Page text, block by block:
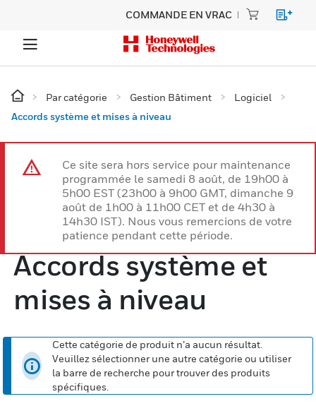
COMMANDE EN VRAC
Par catégorie Gestion Bâtiment
Logiciel
Accords système et mises à niveau
Ce site sera hors service pour maintenance
programmée le samedi 8 août, de 19h00 à
5h00 EST (23h00 à 9h00 GMT, dimanche 9
août de 1h00 à 11h00 CET et de 4h30 à
14h30 IST). Nous vous remercions de votre
patience pendant cette période.
Accords système et
mises à niveau
Cette catégorie de produit n’a aucun résultat.
Veuillez sélectionner une autre catégorie ou utiliser
la barre de recherche pour trouver des produits
spécifiques.